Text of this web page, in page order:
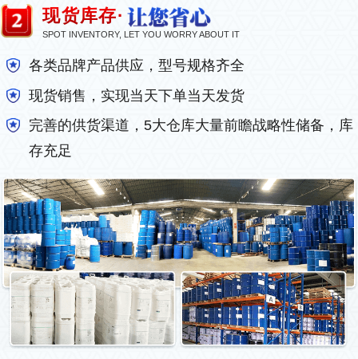
现货库存·
SPOT INVENTORY, LET YOU WORRY ABOUT IT
各类品牌产品供应，型号规格齐全
现货销售，实现当天下单当天发货
完善的供货渠道，5大仓库大量前瞻战略性储备，库
存充足